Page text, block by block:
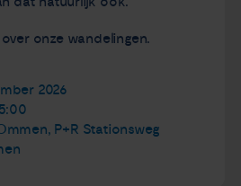
onze wandelingen.
2026
P+R Stationsweg